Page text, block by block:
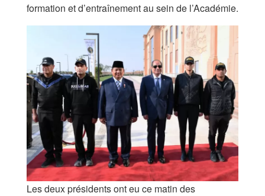
formation et d’entraînement au sein de l’Académie.
Les deux présidents ont eu ce matin des